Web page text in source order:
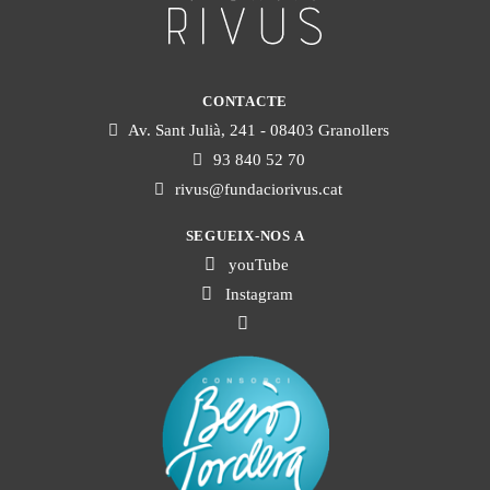
CONTACTE
Av. Sant Julià, 241 - 08403 Granollers
93 840 52 70
rivus@fundaciorivus.cat
SEGUEIX-NOS A
youTube
Instagram